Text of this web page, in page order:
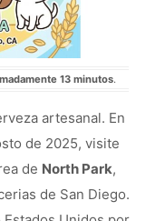
13 minutos.
artesanal. En
de 2025, visite
de North Park,
de San Diego.